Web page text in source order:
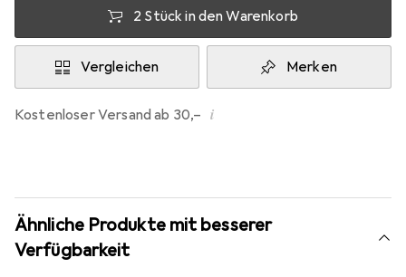
2 Stück in den Warenkorb
Vergleichen Merken
Kostenloser Versand ab 30,– i
Ähnliche Produkte mit besserer
Verfügbarkeit